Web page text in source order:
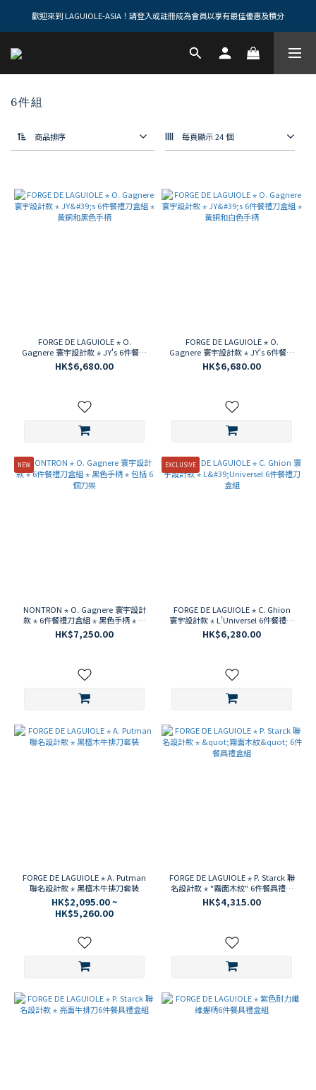
歡迎來到 LAGUIOLE-ASIA！請登入或註冊成為會員以享有最佳優惠及積分
6件組
商品排序 每頁顯示 24 個
FORGE DE LAGUIOLE ⋆ O.
Gagnere 寰宇設計款 ⋆ JY's 6件餐禮
刀盒組 ⋆ 黃銅和黑色手柄
HK$6,680.00
FORGE DE LAGUIOLE ⋆ O.
Gagnere 寰宇設計款 ⋆ JY's 6件餐禮
刀盒組 ⋆ 黃銅和白色手柄
HK$6,680.00
NEW
NONTRON ⋆ O. Gagnere 寰宇設計
款 ⋆ 6件餐禮刀盒組 ⋆ 黑色手柄 ⋆ 包
括 6 個刀架
HK$7,250.00
EXCLUSIVE
FORGE DE LAGUIOLE ⋆ C. Ghion
寰宇設計款 ⋆ L'Universel 6件餐禮刀
盒組
HK$6,280.00
FORGE DE LAGUIOLE ⋆ A. Putman
聯名設計款 ⋆ 黑檀木牛排刀套裝
HK$2,095.00 ~
HK$5,260.00
FORGE DE LAGUIOLE ⋆ P. Starck 聯
名設計款 ⋆ "霧面木紋" 6件餐具禮盒
組
HK$4,315.00